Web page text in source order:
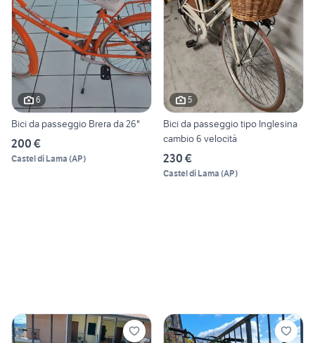
6
Bici da passeggio Brera da 26"
200 €
Castel di Lama (AP)
5
Bici da passeggio tipo Inglesina
cambio 6 velocità
230 €
Castel di Lama (AP)